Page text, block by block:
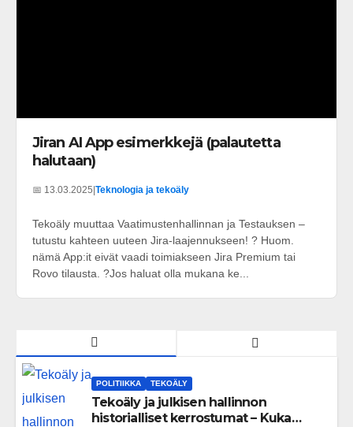
Jiran AI App esimerkkejä (palautetta
halutaan)
📅 13.03.2025|Teknologia ja tekoäly
Tekoäly muuttaa Vaatimustenhallinnan ja Testauksen –
tutustu kahteen uuteen Jira-laajennukseen! ? Huom.
nämä App:it eivät vaadi toimiakseen Jira Premium tai
Rovo tilausta. ?Jos haluat olla mukana ke...
POLITIIKKA TEKOÄLY
Tekoäly ja julkisen hallinnon
historialliset kerrostumat – Kuka